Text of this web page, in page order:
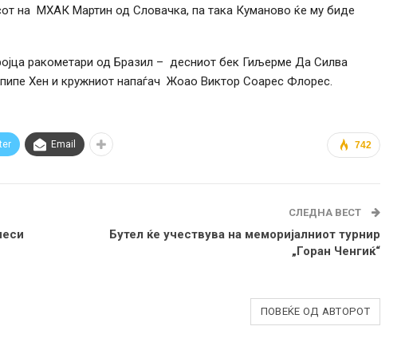
на МХАК Мартин од Словачка, па така Куманово ќе му биде
ракометари од Бразил – десниот бек Гиљерме Да Силва
Хен и кружниот напаѓач Жоао Виктор Соарес Флорес.
742
Email
СЛЕДНА ВЕСТ
Бутел ќе учествува на меморијалниот турнир
„Горан Ченгиќ“
ПОВЕЌЕ ОД АВТОРОТ